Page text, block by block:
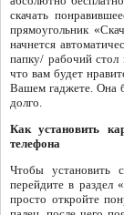
скачать
прямоугольник
начнется
папку/ рабочий
что вам будет
Вашем гаджете. Она
долго.
Как установить
телефона
Чтобы установить
перейдите в раздел
просто откройте